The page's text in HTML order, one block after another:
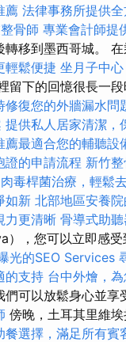
薦 法律事務所提供
骨師 專業會計師提
移到墨西哥城。
輕鬆便捷 坐月子中
留下的回憶很長一
復您的外牆漏水問
提供私人居家清潔，
薦最適合您的輔聽設
證的申請流程 新竹
肉毒桿菌治療，輕鬆
如新 北部地區安養
力更清晰 骨導式助
，您可以立即感受
光的SEO Services
的支持 台中外燴，
可以放鬆身心並享
傍晚，土耳其里維
餐選擇，滿足所有賓